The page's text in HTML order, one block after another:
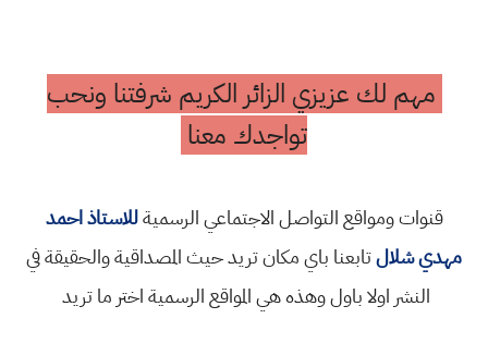
مهم لك عزيزي الزائر الكريم شرفتنا ونحب
تواجدك معنا
قنوات ومواقع التواصل الاجتماعي الرسميةللاستاذ احمد
مهدي شلالتابعنا باي مكان تريد حيث المصداقية والحقيقة في
النشر اولا باول وهذه هي المواقع الرسمية اختر ما تريد